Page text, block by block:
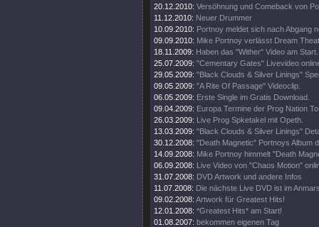
20.12.2010: Versöhnung und Comeback von
11.12.2010: Neuer Drummer
10.09.2010: Portnoy meldet sich nach Abgang
09.09.2010: Mike Portnoy verlässt Dream
18.11.2009: Haben das "Wither" Video am Start.
25.07.2009: "Cementary Gates" Livevideo
29.05.2009: "Black Clouds & Silver Linings"
09.05.2009: "A Rite Of Passage" Videoclip.
06.05.2009: Erste Single im Gratis Download.
09.04.2009: Europa Termine der Prog Nation
26.03.2009: Live Prog Spketakel mit Opeth.
13.03.2009: "Black Clouds & Silver Linings"
30.12.2008: "Death Magnetic" Portnoys Album
14.09.2008: Mike Portnoy himmelt "Death
06.09.2008: Live Video von "Chaos Motion"
31.07.2008: DVD Artwork und andere Infos
11.07.2008: Die nächste Live DVD ist im
09.02.2008: Artwork für Greatest Hits!
12.01.2008: *Greatest Hits* am Start!
01.08.2007: bekommen eigenen Tag